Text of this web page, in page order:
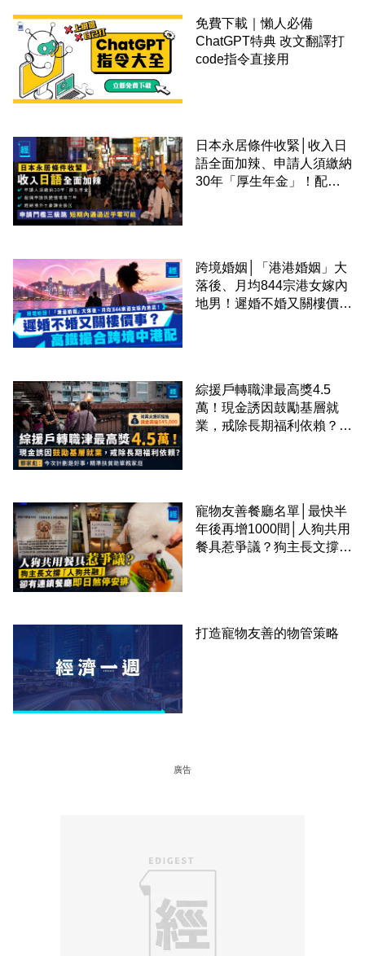
免費下載｜懶人必備
ChatGPT特典 改文翻譯打
code指令直接用
日本永居條件收緊│收入日
語全面加辣、申請人須繳納
30年「厚生年金」！配偶
跨境婚姻│「港港婚姻」大
落後、月均844宗港女嫁內
地男！遲婚不婚又關樓價
綜援戶轉職津最高獎4.5
萬！現金誘因鼓勵基層就
業，戒除長期福利依賴？鄧
寵物友善餐廳名單│最快半
年後再增1000間│人狗共用
餐具惹爭議？狗主長文撐
打造寵物友善的物管策略
廣告